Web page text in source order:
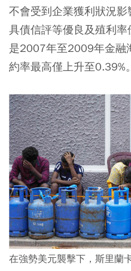
不會受到企業獲利狀況
具債信評等優良及殖利
是2007年至2009年金融
約率最高僅上升至0.39%。
在強勢美元襲擊下，斯里蘭